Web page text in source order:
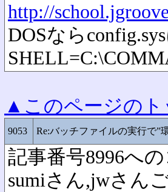
http://
DOSなら
▲このページのト
9053 Re:バッチファイルの実行で”
記事番号8996へ
sumiさん,jwさん